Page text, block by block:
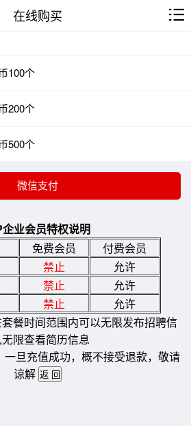
在线购买
100个
200个
500个
业会员特权说明
免费会员
付费会员
禁止
允许
禁止
允许
禁止
允许
餐时间范围内可以无限发布招聘信
无限查看简历信息
一旦充值成功，概不接受退款，敬请
谅解